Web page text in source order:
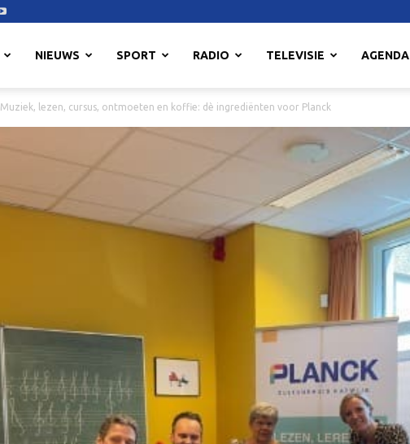
NIEUWS SPORT RADIO TELEVISIE AGENDA
Muziek, lezen, cursus, ontmoeten en koffie: dè ingrediënten voor Planck